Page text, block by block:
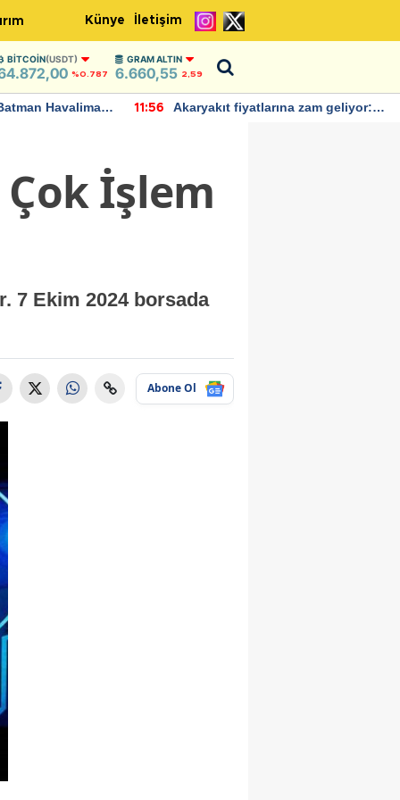
Künye İletişim
BITCOIN(USDT)
%0.787
GRAM ALTIN
6.660,55 2,59
Havalimanı
11:56
Akaryakıt fiyatlarına zam geliyor:
İşlem
7 Ekim 2024 borsada
Abone Ol